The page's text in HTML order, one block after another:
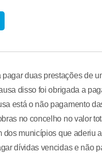
duas prestações de
disso foi obrigada a
está o não pagamento
no concelho no valor
dos municípios que aderiu
dívidas vencidas e não